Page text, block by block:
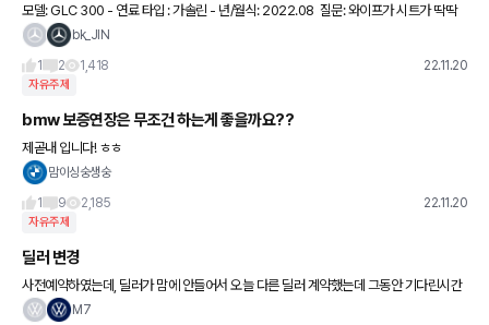
모델: GLC 300 - 연료 타입 : 가솔린 - 년/월식: 2022.08 ​ 질문:​ 와이프가 시트가 딱딱
bk_JIN
1
2 1,418 22.11.20
자유주제
bmw 보증연장은 무조건 하는게 좋을까요??
제곧내 입니다! ㅎㅎ
맘이싱숭생숭
1
9 2,185 22.11.20
자유주제
딜러 변경
사전예약하였는데, 딜러가 맘에 안들어서 오늘 다른 딜러 계약했는데 그동안 기다린시간
이 아깝네요. 먼저 계약한 딜러가 순번은 빠른데 맘에 들지가 않아서 포기하는게 맞는건지
M7